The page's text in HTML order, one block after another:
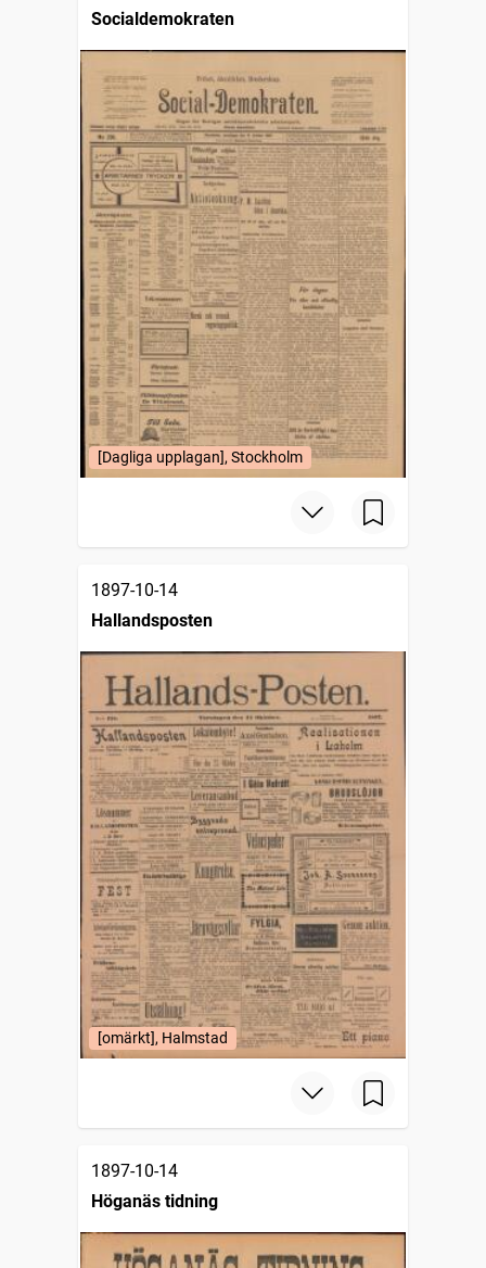
Socialdemokraten
[Dagliga upplagan], Stockholm
1897-10-14
Hallandsposten
[omärkt], Halmstad
1897-10-14
Höganäs tidning